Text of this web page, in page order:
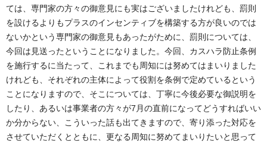
ては、専門家の方々の御意見にも実はございましたけれども、罰則
を設けるよりもプラスのインセンティブを構築する方が良いのでは
ないかという専門家の御意見もあったがために、罰則については、
今回は見送ったということになりました。今回、カスハラ防止条例
を施行するに当たって、これまでも周知には努めてはまいりました
けれども、それぞれの主体によって役割を条例で定めているという
ことになりますので、そこについては、丁寧に今後必要な御説明を
したり、あるいは事業者の方々が7月の直前になってどうすればいい
か分からない、こういった話も出てきますので、寄り添った対応を
させていただくとともに、更なる周知に努めてまいりたいと思って